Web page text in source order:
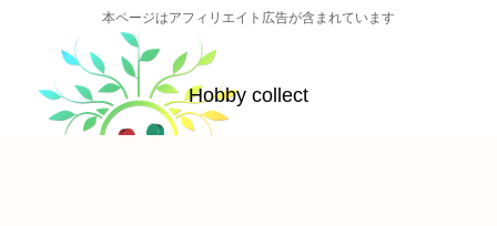
本ページはアフィリエイト広告が含まれています
Hobby collect